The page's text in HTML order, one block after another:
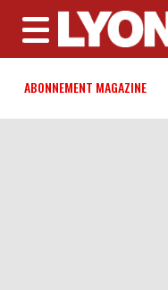
MENU
ABONNEMENT MAGAZINE